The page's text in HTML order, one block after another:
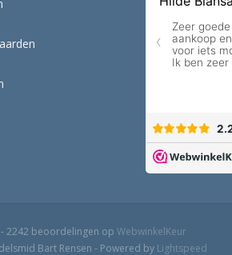
-2242 beoordelingen op WebwinkelKeur
Bart Rensen - Powered by Lightspeed